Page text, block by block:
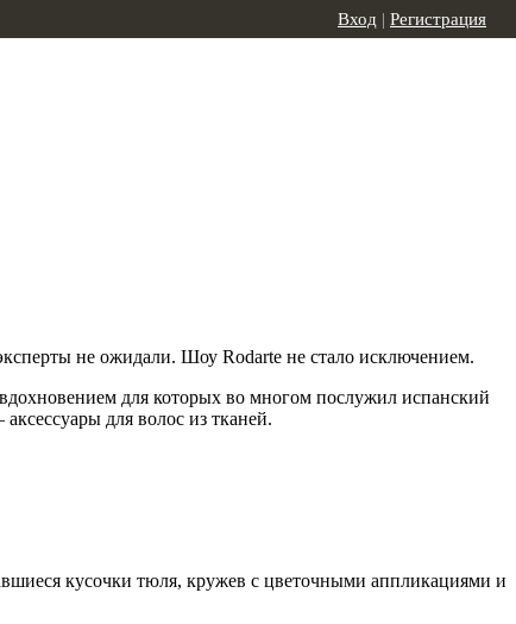
Вход | Регистрация
не ожидали. Шоу Rodarte не стало исключением.
для которых во многом послужил испанский
для волос из тканей.
кусочки тюля, кружев с цветочными аппликациями и